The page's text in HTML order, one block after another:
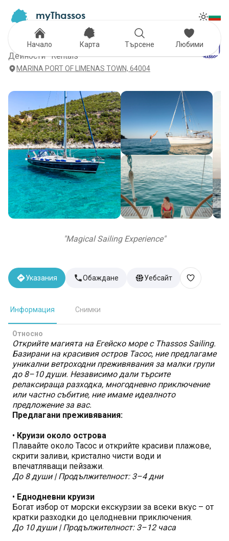
myThassos
Thassos Sailing
Дейности · Rentals
MARINA PORT OF LIMENAS TOWN, 64004
"Magical Sailing Experience"
Указания Обаждане Уебсайт
Информация Снимки
Относно
Открийте магията на Егейско море с Thassos Sailing.
Базирани на красивия остров Тасос, ние предлагаме
уникални ветроходни преживявания за малки групи
до 8–10 души. Независимо дали търсите
релаксираща разходка, многодневно приключение
или частно събитие, ние имаме идеалното
предложение за вас.
Предлагани преживявания:
• Круизи около острова
Плавайте около Тасос и открийте красиви плажове,
скрити заливи, кристално чисти води и
впечатляващи пейзажи.
До 8 души | Продължителност: 3–4 дни
• Еднодневни круизи
Богат избор от морски екскурзии за всеки вкус – от
кратки разходки до целодневни приключения.
До 10 души | Продължителност: 3–12 часа
Начало Карта Търсене Любими